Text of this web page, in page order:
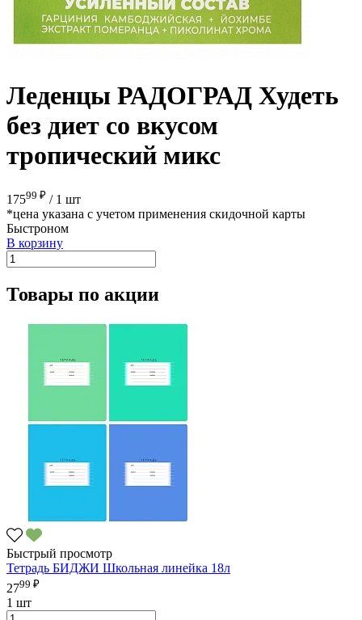
Леденцы РАДОГРАД Худеть
без диет со вкусом
тропический микс
17599 ₽ / 1 шт
*цена указана с учетом применения скидочной карты
Быстроном
В корзину
Товары по акции
Быстрый просмотр
Тетрадь БИДЖИ Школьная линейка 18л
2799 ₽
1 шт